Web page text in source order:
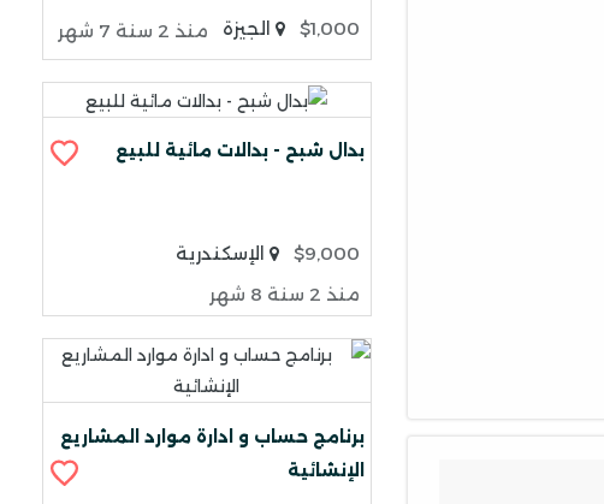
$1,000 الجيزة منذ 2 سنة 7 شهر
بدال شبح - بدالات مائية للبيع
$9,000
الإسكندرية
منذ 2 سنة 8 شهر
برنامج حساب و ادارة موارد المشاريع
الإنشائية